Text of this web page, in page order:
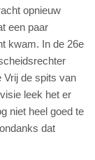
opnieuw
een paar
kwam. In de 26e
Vrij de spits van
leek het er
niet heel goed te
dat